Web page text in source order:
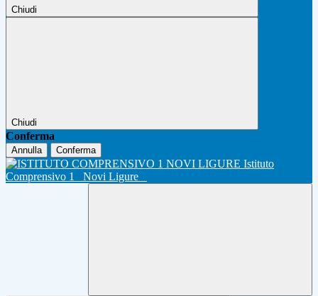
Chiudi
Chiudi
Conferma
Annulla Conferma
Istituto
Comprensivo 1
Novi Ligure